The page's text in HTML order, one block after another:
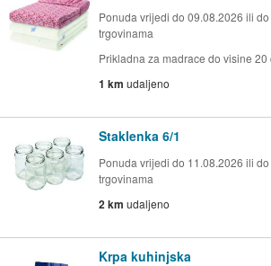
Ponuda vrijedi do 09.08.2026 ili
trgovinama
Prikladna za madrace do visine
1 km udaljeno
Staklenka 6/1
Ponuda vrijedi do 11.08.2026 ili
trgovinama
2 km udaljeno
Krpa kuhinjska